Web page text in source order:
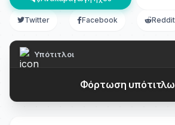
Twitter Facebook Reddit
Υπότιτλοι
Φόρτωση